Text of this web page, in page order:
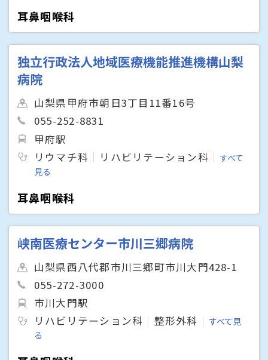
耳鼻咽喉科
独立行政法人地域医療機能推進機構山梨
病院
山梨県甲府市朝日3丁目11番16号
055-252-8831
甲府駅
リウマチ科
リハビリテーション科
すべて
見る
耳鼻咽喉科
峡南医療センター市川三郷病院
山梨県西八代郡市川三郷町市川大門428-1
055-272-3000
市川大門駅
リハビリテーション科
整形外科
すべて見
る